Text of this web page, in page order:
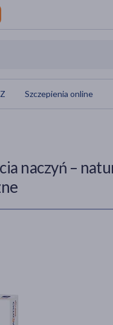
Szczepienia online
naczyń –